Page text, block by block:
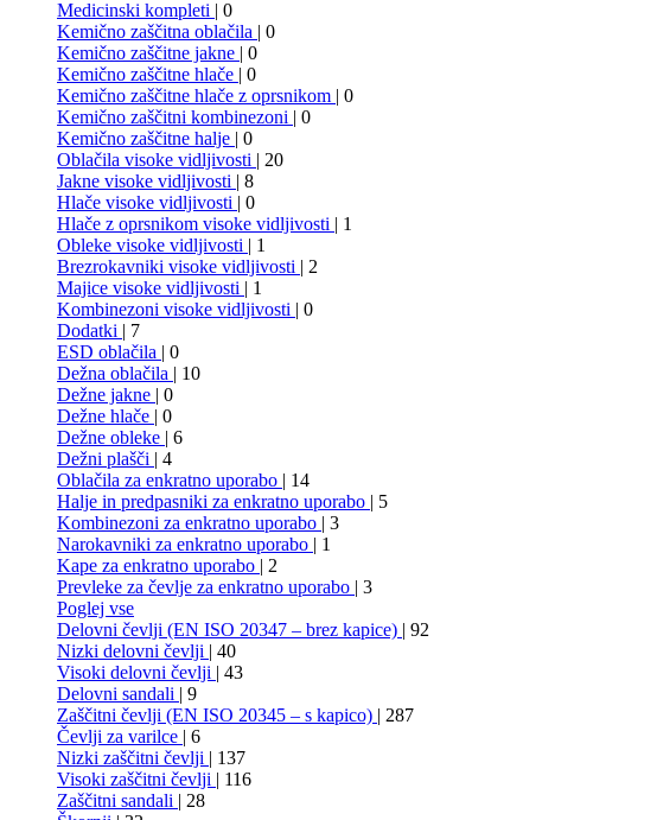
Medicinski kompleti | 0
Kemično zaščitna oblačila | 0
Kemično zaščitne jakne | 0
Kemično zaščitne hlače | 0
Kemično zaščitne hlače z oprsnikom | 0
Kemično zaščitni kombinezoni | 0
Kemično zaščitne halje | 0
Oblačila visoke vidljivosti | 20
Jakne visoke vidljivosti | 8
Hlače visoke vidljivosti | 0
Hlače z oprsnikom visoke vidljivosti | 1
Obleke visoke vidljivosti | 1
Brezrokavniki visoke vidljivosti | 2
Majice visoke vidljivosti | 1
Kombinezoni visoke vidljivosti | 0
Dodatki | 7
ESD oblačila | 0
Dežna oblačila | 10
Dežne jakne | 0
Dežne hlače | 0
Dežne obleke | 6
Dežni plašči | 4
Oblačila za enkratno uporabo | 14
Halje in predpasniki za enkratno uporabo | 5
Kombinezoni za enkratno uporabo | 3
Narokavniki za enkratno uporabo | 1
Kape za enkratno uporabo | 2
Prevleke za čevlje za enkratno uporabo | 3
Poglej vse
Delovni čevlji (EN ISO 20347 – brez kapice) | 92
Nizki delovni čevlji | 40
Visoki delovni čevlji | 43
Delovni sandali | 9
Zaščitni čevlji (EN ISO 20345 – s kapico) | 287
Čevlji za varilce | 6
Nizki zaščitni čevlji | 137
Visoki zaščitni čevlji | 116
Zaščitni sandali | 28